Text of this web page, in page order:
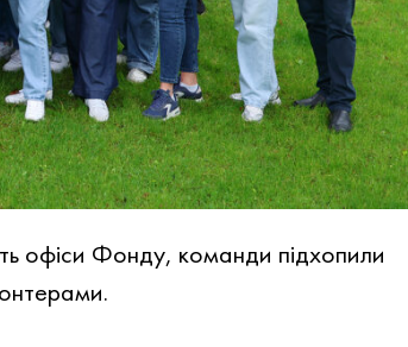
офіси Фонду, команди підхопили